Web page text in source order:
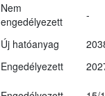
Nem
engedélyezett
-
Új hatóanyag
Engedélyezett